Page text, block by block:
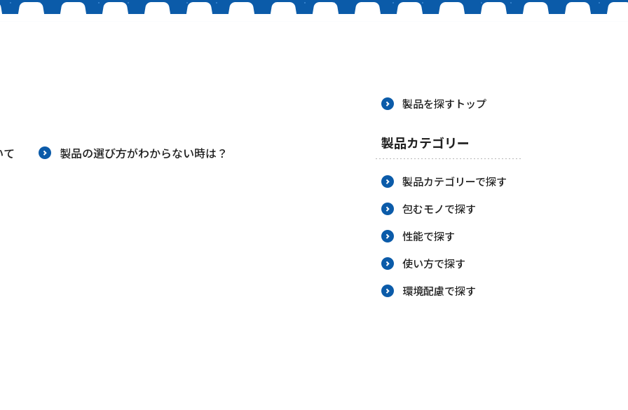
製品の選び方がわからない時は？
製品を探すトップ
製品カテゴリー
製品カテゴリーで探す
包むモノで探す
性能で探す
使い方で探す
環境配慮で探す